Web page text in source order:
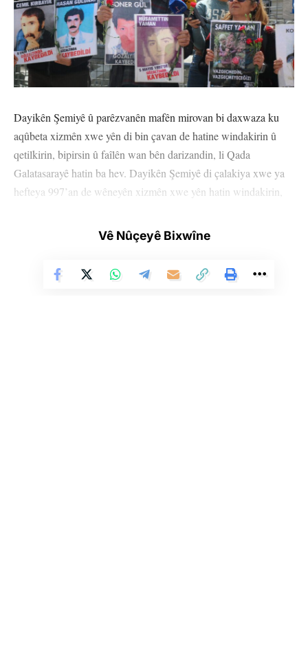
Dayikên Şemiyê û parêzvanên mafên mirovan bi daxwaza ku
aqûbeta xizmên xwe yên di bin çavan de hatine windakirin û
qetilkirin, bipirsin û faîlên wan bên darizandin, li Qada
Galatasarayê hatin ba hev. Dayikên Şemiyê di çalakiya xwe ya
hefteya 997’an de wêneyên xizmên xwe yên hatin windakirin,
Eren Keskîn, Endamê Meclîsa Partiya Demokratîk a Gelan
(HDP) Mûsa Pîroglu û Hunermend Kerem Firtina beşdarî
çalakiya vê hefteyê bûn.
Vê Nûçeyê Bixwîne